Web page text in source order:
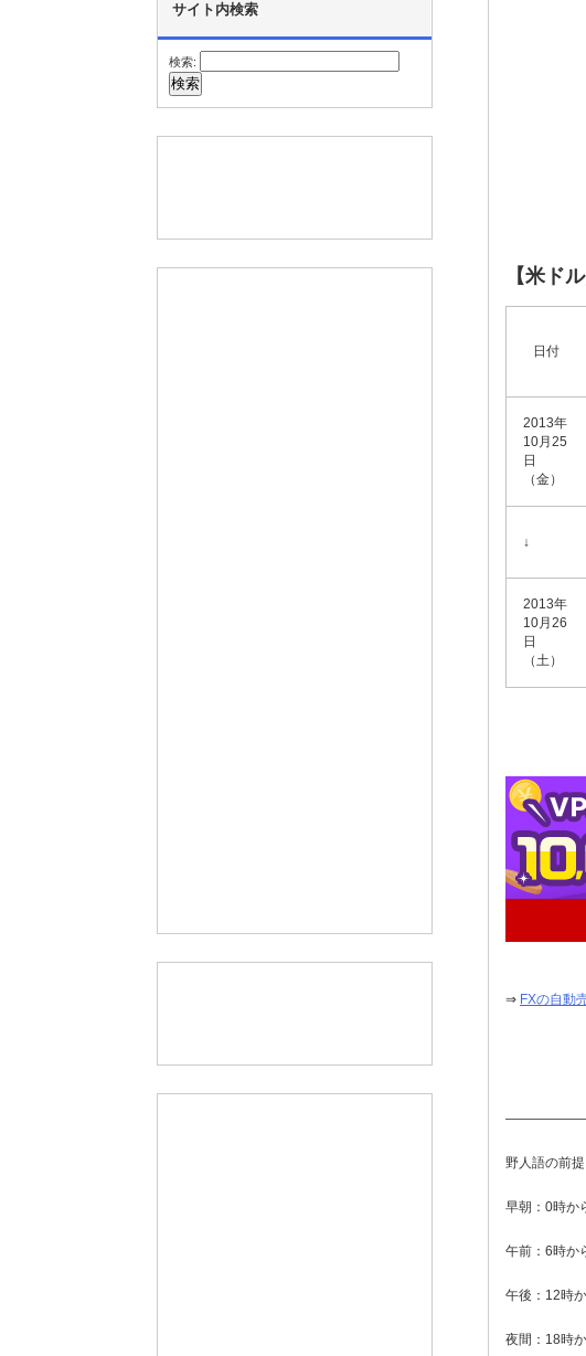
【米ド
日付
2013年
10月25
日
（金）
↓
2013年
10月26
日
（土）
⇒ FXの自動
野人語の前提
早朝：0時か
午前：6時か
午後：12時
夜間：18時
サイト内検索
検索: